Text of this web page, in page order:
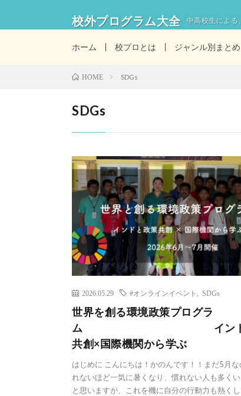
校外プログラム大全 中高校生による
ホーム 校プロとは ジャンル別まとめ
HOME SDGs
SDGs
2026.05.29 #オンラインイベント SDGs
世界を創る環境政策プログラ
ム インドと
共創×国際機関から学ぶ
はじめに こんにちは！かのんです！！まだ5月な
れないほど一気に暑くなり、慣れない人も多く
と思いますが、これを機に自分の行動力も熱く